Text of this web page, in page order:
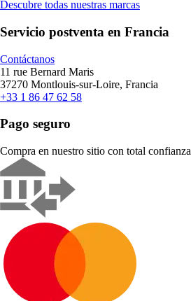
Descubre todas nuestras marcas
Servicio postventa en Francia
Contáctanos
11 rue Bernard Maris
37270 Montlouis-sur-Loire, Francia
+33 1 86 47 62 58
Pago seguro
Compra en nuestro sitio con total confianza